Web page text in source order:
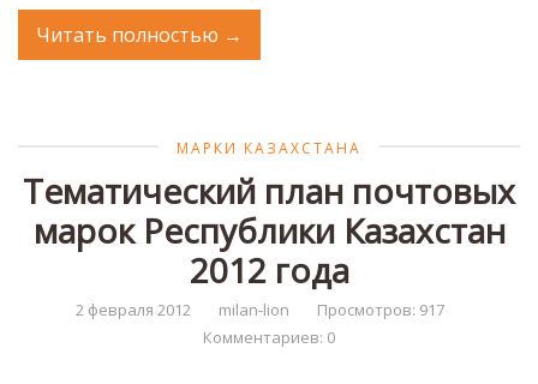
Читать полностью →
МАРКИ КАЗАХСТАНА
Тематический план почтовых
марок Республики Казахстан
2012 года
2 февраля 2012 milan-lion
Просмотров: 917
Комментариев: 0